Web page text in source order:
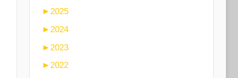
► 2025
► 2024
► 2023
► 2022